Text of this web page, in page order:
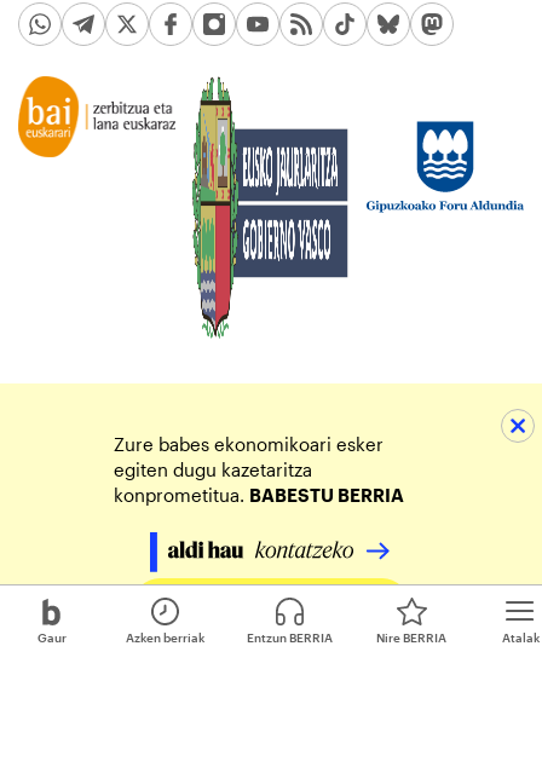
Gaur Atalak
Azken berriak Entzun BERRIA Nire BERRIA
Zure babes ekonomikoari esker
egiten dugu kazetaritza
konprometitua. BABESTU BERRIA
Egin zure ekarpena